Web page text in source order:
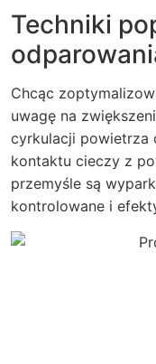
Techniki
Chcąc
uwagę na
cyrkulacji powietrza
kontaktu cieczy z
przemyśle są
kontrolowane i